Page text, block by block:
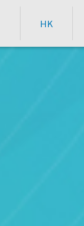
HK